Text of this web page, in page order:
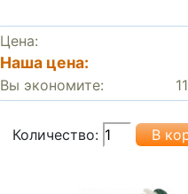
Цена:
Наша цена:
Вы экономите:
Количество: